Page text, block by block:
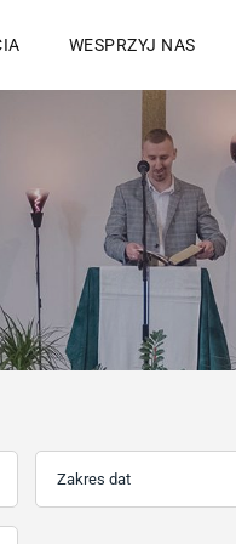
WESPRZYJ NAS